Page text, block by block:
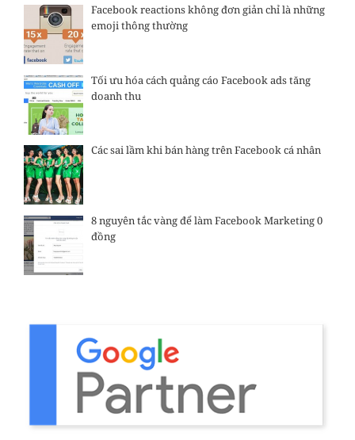
Facebook reactions không đơn giản chỉ là những
emoji thông thường
Tối ưu hóa cách quảng cáo Facebook ads tăng
doanh thu
Các sai lầm khi bán hàng trên Facebook cá nhân
8 nguyên tắc vàng để làm Facebook Marketing 0
đồng